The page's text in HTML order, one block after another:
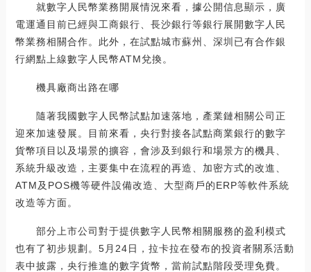
就數字人民幣業務開展情況來看，據公開信息顯示，廣
電運通目前已經與工商銀行、長沙銀行等銀行展開數字人民
幣業務相關合作。此外，在試點城市蘇州、深圳已有合作銀
行網點上線數字人民幣ATM兌換。
機具廠商出路在哪
隨著我國數字人民幣試點加速落地，產業鏈相關公司正
迎來加速發展。目前來看，央行對接各試點商業銀行的數字
貨幣項目以及場景的擴容，會涉及到銀行和場景方的機具、
系統升級改造，主要集中在流程的再造、加密方式的改進、
ATM及POS機等硬件設備改造、大型商戶的ERP等軟件系統
改造等方面。
部分上市公司對于提供數字人民幣相關服務的盈利模式
也有了初步規劃。5月24日，拉卡拉在發布的投資者關系活動
表中披露，央行推進的數字貨幣，當前試點階段受理免費。